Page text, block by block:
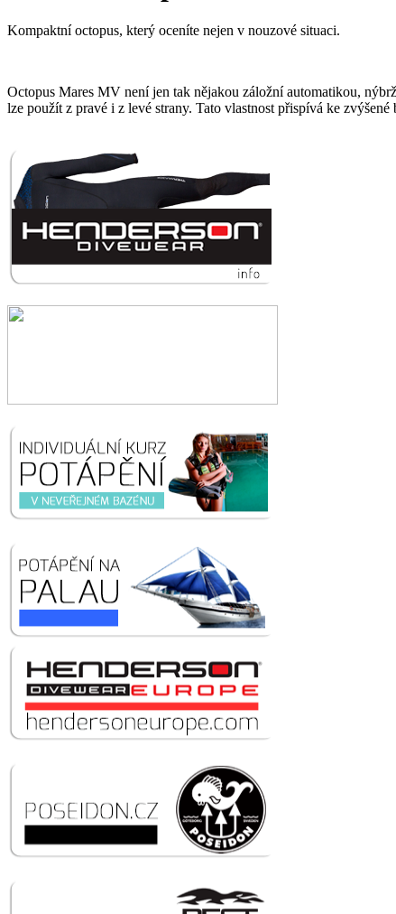
Kompaktní octopus, který oceníte nejen v nouzové situaci.
Octopus Mares MV není jen tak nějakou záložní automatikou,
lze použít z pravé i z levé strany. Tato vlastnost přispívá ke